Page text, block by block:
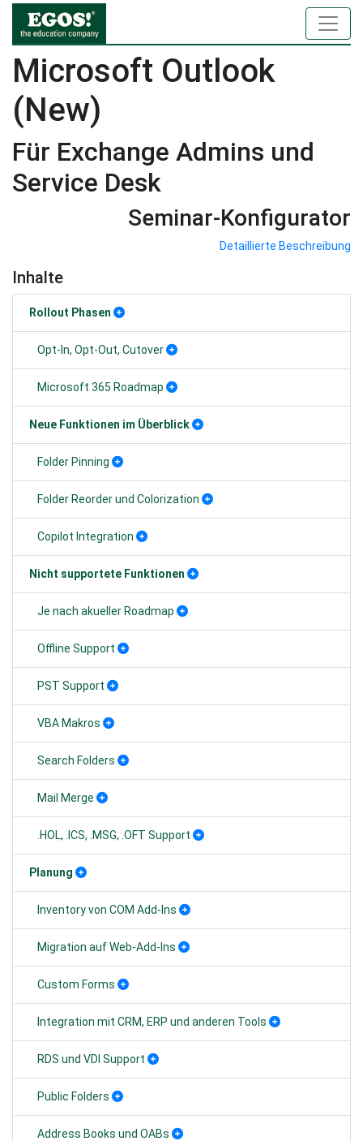
Microsoft Outlook
(New)
Für Exchange Admins und
Service Desk
Seminar-Konfigurator
Detaillierte Beschreibung
Inhalte
Rollout Phasen
Opt-In, Opt-Out, Cutover
Microsoft 365 Roadmap
Neue Funktionen im Überblick
Folder Pinning
Folder Reorder und Colorization
Copilot Integration
Nicht supportete Funktionen
Je nach akueller Roadmap
Offline Support
PST Support
VBA Makros
Search Folders
Mail Merge
.HOL, .ICS, .MSG, .OFT Support
Planung
Inventory von COM Add-Ins
Migration auf Web-Add-Ins
Custom Forms
Integration mit CRM, ERP und anderen Tools
RDS und VDI Support
Public Folders
Address Books und OABs